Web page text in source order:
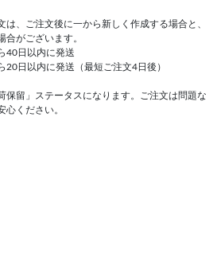
は、ご注文後に一から新しく作成する場合と、
合がございます。
40日以内に発送
日以内に発送（最短ご注文4日後）
保留」ステータスになります。ご注文は問題な
心ください。